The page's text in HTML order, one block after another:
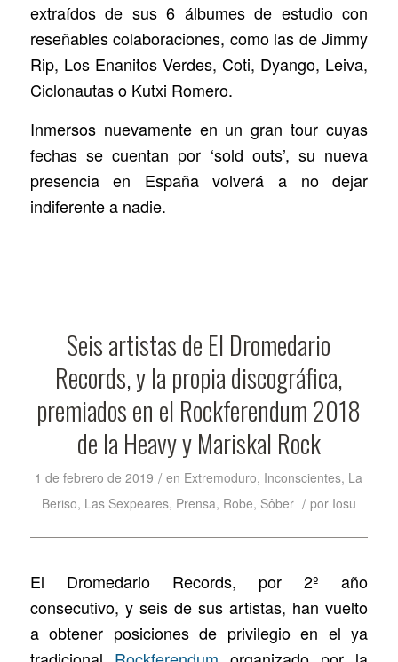
extraídos de sus 6 álbumes de estudio con
reseñables colaboraciones, como las de Jimmy
Rip, Los Enanitos Verdes, Coti, Dyango, Leiva,
Ciclonautas o Kutxi Romero.
Inmersos nuevamente en un gran tour cuyas
fechas se cuentan por ‘sold outs’, su nueva
presencia en España volverá a no dejar
indiferente a nadie.
Seis artistas de El Dromedario
Records, y la propia discográfica,
premiados en el Rockferendum 2018
de la Heavy y Mariskal Rock
1 de febrero de 2019 / en Extremoduro, Inconscientes, La
Beriso, Las Sexpeares, Prensa, Robe, Sôber / por Iosu
El Dromedario Records, por 2º año
consecutivo, y seis de sus artistas, han vuelto
a obtener posiciones de privilegio en el ya